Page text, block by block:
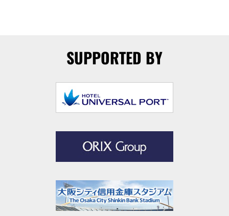
SUPPORTED BY